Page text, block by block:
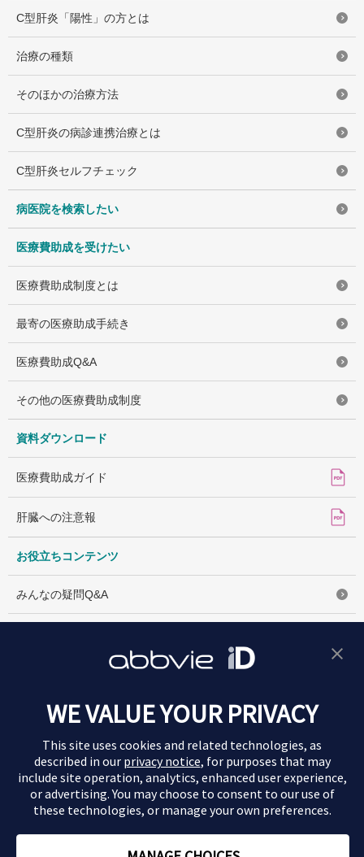
C型肝炎「陽性」の方とは
治療の種類
そのほかの治療方法
C型肝炎の病診連携治療とは
C型肝炎セルフチェック
病医院を検索したい
医療費助成を受けたい
医療費助成制度とは
最寄の医療助成手続き
医療費助成Q&A
その他の医療費助成制度
資料ダウンロード
医療費助成ガイド
肝臓への注意報
お役立ちコンテンツ
みんなの疑問Q&A
治療方針相談シート​
このサイトの内容は情報提供を目的としており、医学的判断やアドバイ
患者さんのケアおよび治療に関しては、医師の指導に従ってください。​
サイト
マップ
お問い合
わせ先
利用規
約
プライバシー
本ウェブサイトのご
利用にあたって
WE VALUE YOUR PRIVACY
This site uses cookies and related technologies, as
described in our privacy notice, for purposes that may
include site operation, analytics, enhanced user experience,
or advertising. You may choose to consent to our use of
these technologies, or manage your own preferences.